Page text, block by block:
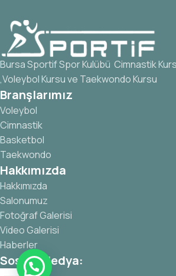
Bursa Sportif Spor Kulübü Cimnastik
,Voleybol Kursu ve Taekwondo Kursu
Branşlarımız
Voleybol
Cimnastik
Basketbol
Taekwondo
Hakkımızda
Hakkımızda
Salonumuz
Fotoğraf Galerisi
Video Galerisi
Haberler
Sosyal Medya: